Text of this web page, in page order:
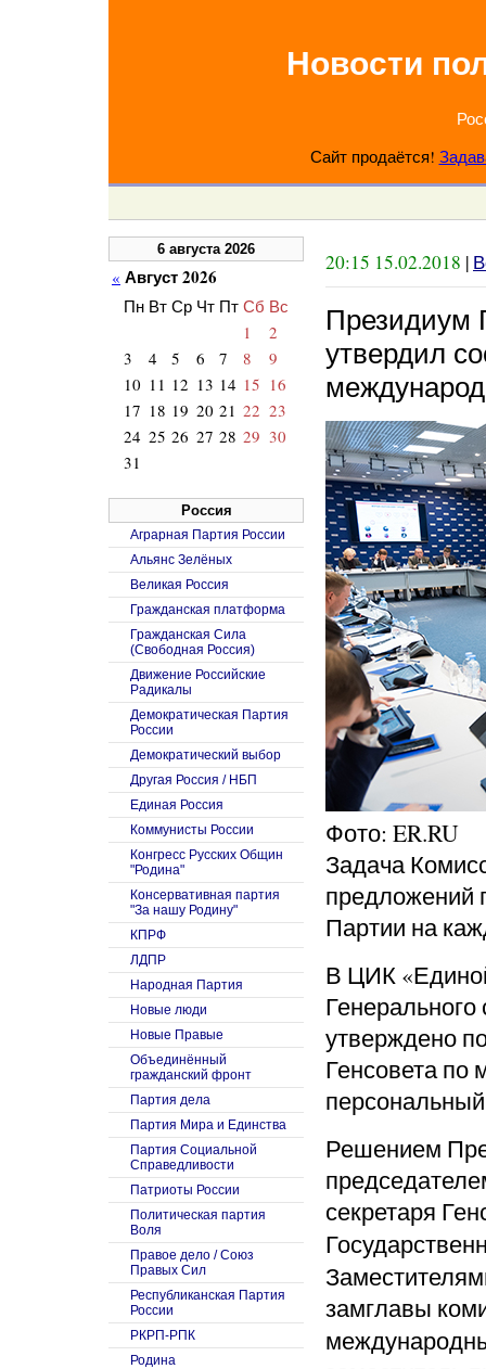
Новости
Сайт продаётся!
20:15 15.02.2018 |
Президиум
утвердил
Фото: ER.RU
Задача
предложений
Партии на
В ЦИК
утверждено
Генсовета по
Решением
секретаря
замглавы
6 августа 2026
« Август 2026
Пн Вт Ср Чт Пт Сб Вс
1
2
3
4 5 6 7 8
9
10 11 12 13 14 15 16
17 18 19 20 21 22 23
24 25 26 27 28 29 30
31
Россия
Аграрная Партия России
Альянс Зелёных
Великая Россия
Гражданская платформа
Гражданская Сила
(Свободная Россия)
Движение Российские
Радикалы
Демократическая Партия
России
Демократический выбор
Другая Россия / НБП
Единая Россия
Коммунисты России
Конгресс Русских Общин
"Родина"
Консервативная партия
"За нашу Родину"
КПРФ
ЛДПР
Народная Партия
Новые люди
Новые Правые
Объединённый
гражданский фронт
Партия дела
Партия Мира и Единства
Партия Социальной
Справедливости
Патриоты России
Политическая партия
Воля
Правое дело / Союз
Правых Сил
Республиканская Партия
России
РКРП-РПК
Родина